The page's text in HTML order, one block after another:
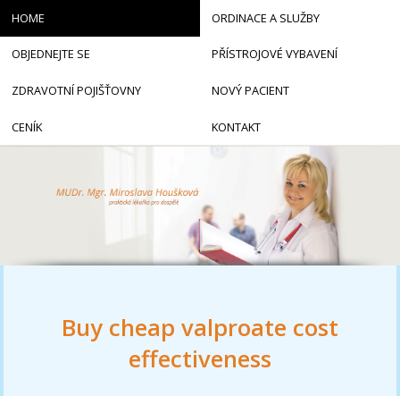
Buy cheap valproate cost
effectiveness
HOME ORDINACE A SLUŽBY
OBJEDNEJTE SE PŘÍSTROJOVÉ VYBAVENÍ
ZDRAVOTNÍ POJIŠŤOVNY NOVÝ PACIENT
CENÍK KONTAKT